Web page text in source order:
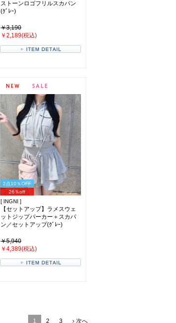
ストーンロゴフリルスカパン
(ｸﾞﾚｰ)
￥3,190
￥2,189(税込)
2点10％OFF
26％off
[ INGNI ]
【セットアップ】ラメスウェ
ットジップパーカー＋スカパ
ン／セットアップ(ｸﾞﾚｰ)
￥5,940
￥4,389(税込)
1 2 3 次へ